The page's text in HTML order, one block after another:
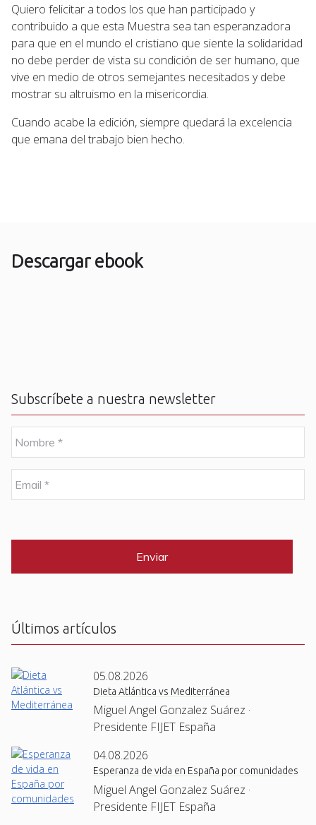
Quiero felicitar a todos los que han participado y
contribuido a que esta Muestra sea tan esperanzadora
para que en el mundo el cristiano que siente la solidaridad
no debe perder de vista su condición de ser humano, que
vive en medio de otros semejantes necesitados y debe
mostrar su altruismo en la misericordia.
Cuando acabe la edición, siempre quedará la excelencia
que emana del trabajo bien hecho.
Descargar ebook
Subscríbete a nuestra newsletter
o
m
e
m
a
C
Últimos artículos
05.08.2026
Dieta Atlántica vs Mediterránea
Miguel Angel Gonzalez Suárez ·
Presidente FIJET España
04.08.2026
Esperanza de vida en España por comunidades
Miguel Angel Gonzalez Suárez ·
Presidente FIJET España